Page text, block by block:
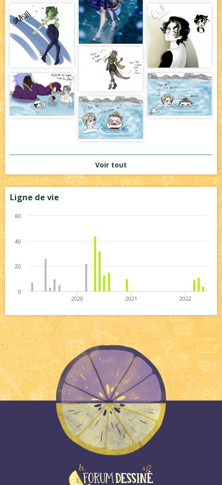
Voir tout
Ligne de vie
2020 2021 2022
0
20
40
60